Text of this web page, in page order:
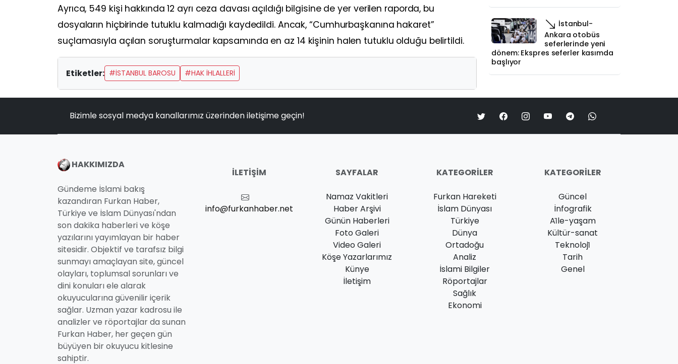
Ayrıca, 549 kişi hakkında 12 ayrı ceza davası açıldığı bilgisine de yer verilen raporda, bu
dosyaların hiçbirinde tutuklu kalmadığı kaydedildi. Ancak, “Cumhurbaşkanına hakaret”
suçlamasıyla açılan soruşturmalar kapsamında en az 14 kişinin halen tutuklu olduğu belirtildi.
Etiketler: #İSTANBUL BAROSU #HAK İHLALLERI
İstanbul-
Ankara otobüs
seferlerinde yeni
dönem: Ekspres seferler kasımda
başlıyor
Bizimle sosyal medya kanallarımız üzerinden iletişime geçin!
HAKKIMIZDA
Gündeme İslami bakış
kazandıran Furkan Haber,
Türkiye ve İslam Dünyası'ndan
son dakika haberleri ve köşe
yazılarını yayımlayan bir haber
sitesidir. Objektif ve tarafsız bilgi
sunmayı amaçlayan site, güncel
olayları, toplumsal sorunları ve
dini konuları ele alarak
okuyucularına güvenilir içerik
sağlar. Uzman yazar kadrosu ile
analizler ve röportajlar da sunan
Furkan Haber, her geçen gün
büyüyen bir okuyucu kitlesine
sahiptir.
İLETIŞIM
info@furkanhaber.net
SAYFALAR
Namaz Vakitleri
Haber Arşivi
Günün Haberleri
Foto Galeri
Video Galeri
Köşe Yazarlarımız
Künye
İletişim
KATEGORILER
Furkan Hareketi
İslam Dünyası
Türkiye
Dünya
Ortadoğu
Analiz
İslami Bilgiler
Röportajlar
Sağlık
Ekonomi
KATEGORILER
Güncel
İnfografik
Ai̇le-yaşam
Kültür-sanat
Teknoloji̇
Tarih
Genel